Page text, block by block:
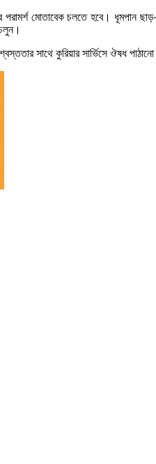
মোতাবেক চলতে হবে। ধূমপান
সাথে কুরিয়ার সার্ভিসে ঔষধ